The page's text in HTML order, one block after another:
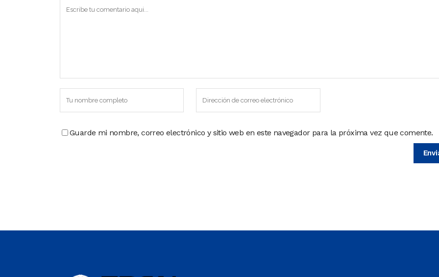
Guarde mi nombre, correo electrónico y sitio web en este navegador para la próxima vez que comente.